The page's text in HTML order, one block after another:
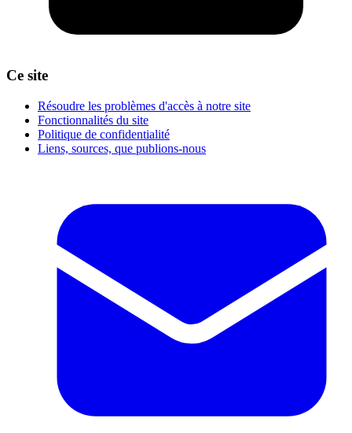
Ce site
Résoudre les problèmes d'accès à notre site
Fonctionnalités du site
Politique de confidentialité
Liens, sources, que publions-nous